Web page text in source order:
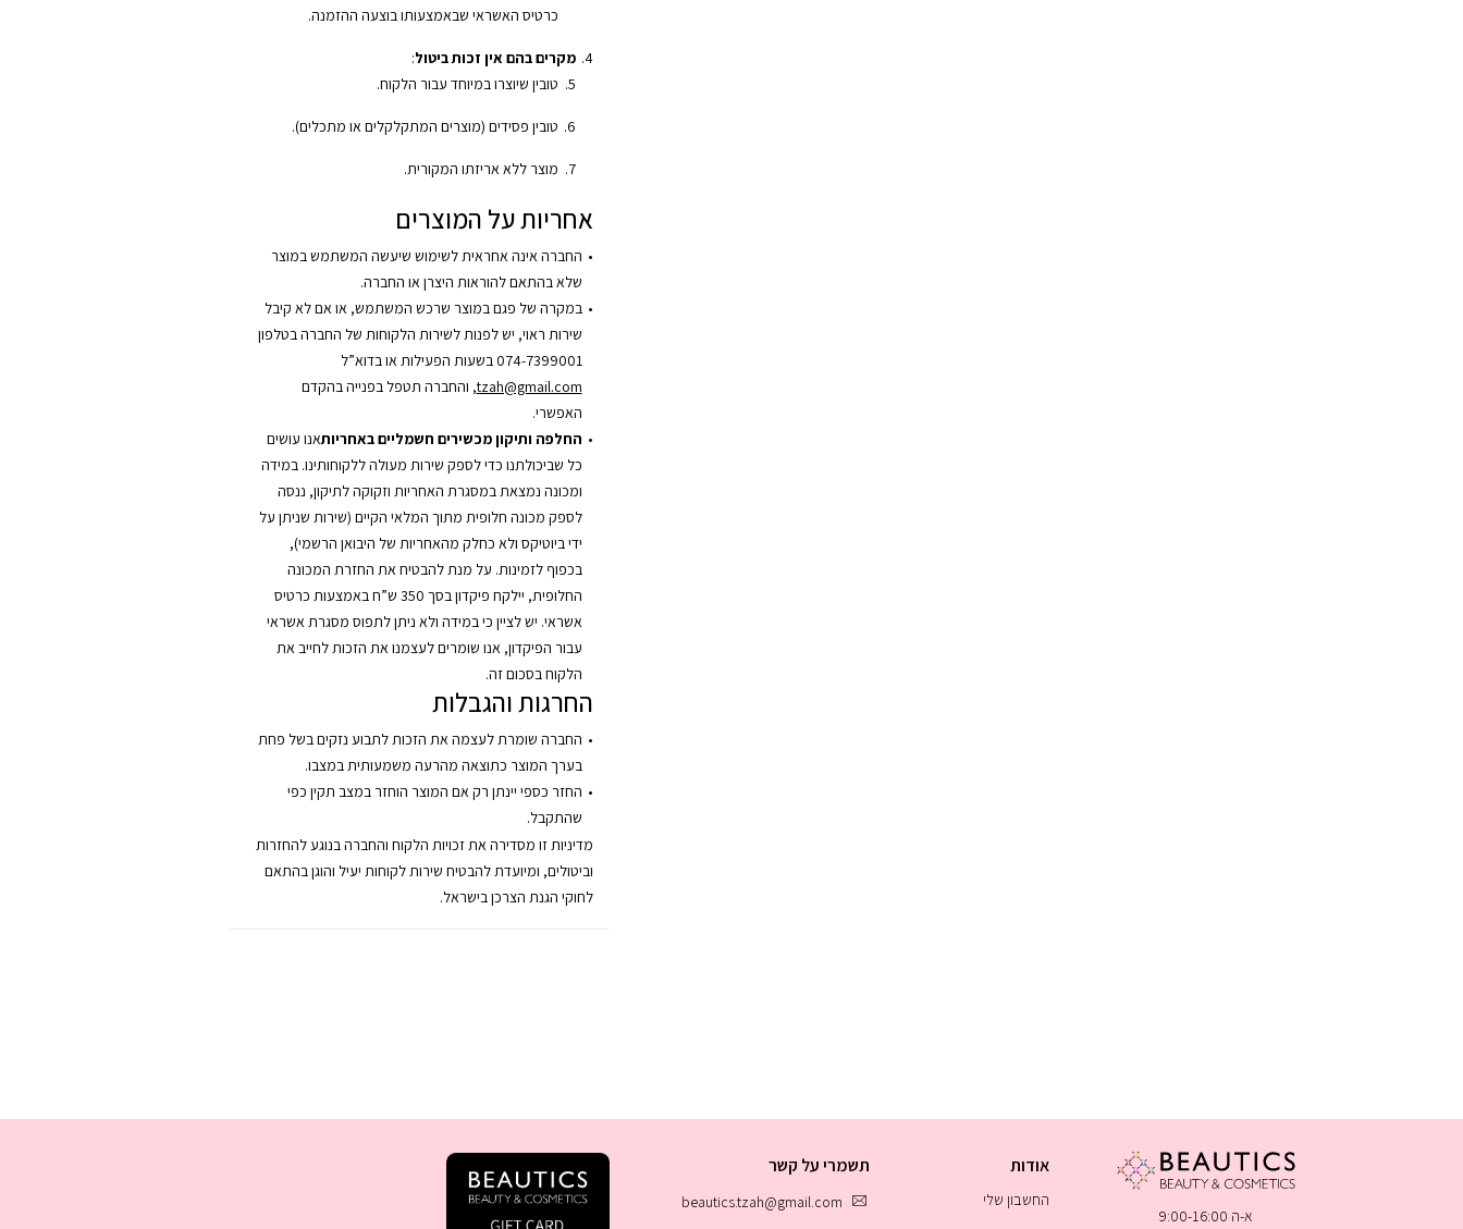
כרטיס האשראי שבאמצעותו בוצעה ההזמנה.
מקרים בהם אין זכות ביטול:
טובין שיוצרו במיוחד עבור הלקוח.
טובין פסידים (מוצרים המתקלקלים או מתכלים).
מוצר ללא אריזתו המקורית.
אחריות על המוצרים
החברה אינה אחראית לשימוש שיעשה המשתמש במוצר
שלא בהתאם להוראות היצרן או החברה.
במקרה של פגם במוצר שרכש המשתמש, או אם לא קיבל
שירות ראוי, יש לפנות לשירות הלקוחות של החברה בטלפון
074-7399001 בשעות הפעילות או בדוא”ל
tzah@gmail.com, והחברה תטפל בפנייה בהקדם
האפשרי.
החלפה ותיקון מכשירים חשמליים באחריותאנו עושים
כל שביכולתנו כדי לספק שירות מעולה ללקוחותינו. במידה
ומכונה נמצאת במסגרת האחריות וזקוקה לתיקון, ננסה
לספק מכונה חלופית מתוך המלאי הקיים (שירות שניתן על
ידי ביוטיקס ולא כחלק מהאחריות של היבואן הרשמי),
בכפוף לזמינות. על מנת להבטיח את החזרת המכונה
החלופית, יילקח פיקדון בסך 350 ש”ח באמצעות כרטיס
אשראי. יש לציין כי במידה ולא ניתן לתפוס מסגרת אשראי
עבור הפיקדון, אנו שומרים לעצמנו את הזכות לחייב את
הלקוח בסכום זה.
החרגות והגבלות
החברה שומרת לעצמה את הזכות לתבוע נזקים בשל פחת
בערך המוצר כתוצאה מהרעה משמעותית במצבו.
החזר כספי יינתן רק אם המוצר הוחזר במצב תקין כפי
שהתקבל.
מדיניות זו מסדירה את זכויות הלקוח והחברה בנוגע להחזרות
וביטולים, ומיועדת להבטיח שירות לקוחות יעיל והוגן בהתאם
לחוקי הגנת הצרכן בישראל.
אודות
החשבון שלי
תשמרי על קשר
beautics.tzah@gmail.com
א-ה 9:00-16:00